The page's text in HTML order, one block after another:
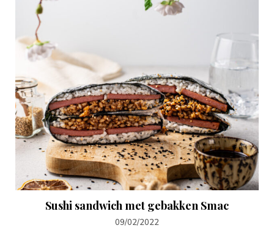
Sushi sandwich met gebakken Smac
09/02/2022